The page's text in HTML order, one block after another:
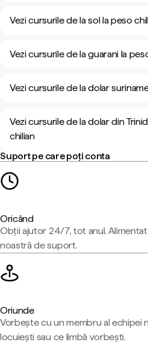
Vezi cursurile de la sol la peso
Vezi cursurile de la guarani la
Vezi cursurile de la dolar
Vezi cursurile de la dolar din
chilian
Suport pe care poți conta
Oricând
Obții ajutor 24/7, tot anul.
noastră de suport.
Oriunde
Vorbește cu un membru al echipei
locuiești sau ce limbă vorbești.